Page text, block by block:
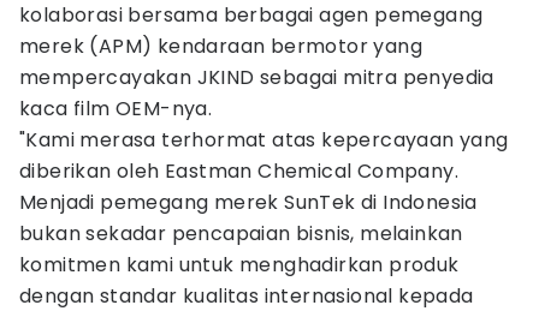
kolaborasi bersama berbagai agen pemegang
merek (APM) kendaraan bermotor yang
mempercayakan JKIND sebagai mitra penyedia
kaca film OEM-nya.
"Kami merasa terhormat atas kepercayaan yang
diberikan oleh Eastman Chemical Company.
Menjadi pemegang merek SunTek di Indonesia
bukan sekadar pencapaian bisnis, melainkan
komitmen kami untuk menghadirkan produk
dengan standar kualitas internasional kepada